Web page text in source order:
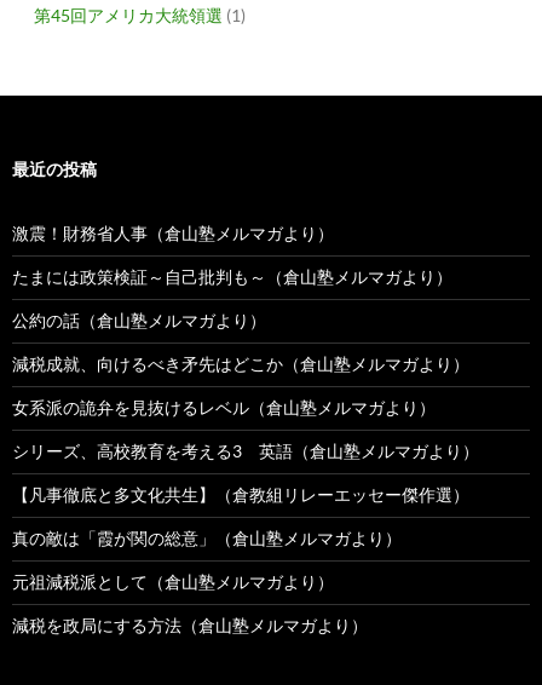
第45回アメリカ大統領選 (1)
最近の投稿
激震！財務省人事（倉山塾メルマガより）
たまには政策検証～自己批判も～（倉山塾メルマガより）
公約の話（倉山塾メルマガより）
減税成就、向けるべき矛先はどこか（倉山塾メルマガより）
女系派の詭弁を見抜けるレベル（倉山塾メルマガより）
シリーズ、高校教育を考える3 英語（倉山塾メルマガより）
【凡事徹底と多文化共生】（倉教組リレーエッセー傑作選）
真の敵は「霞が関の総意」（倉山塾メルマガより）
元祖減税派として（倉山塾メルマガより）
減税を政局にする方法（倉山塾メルマガより）